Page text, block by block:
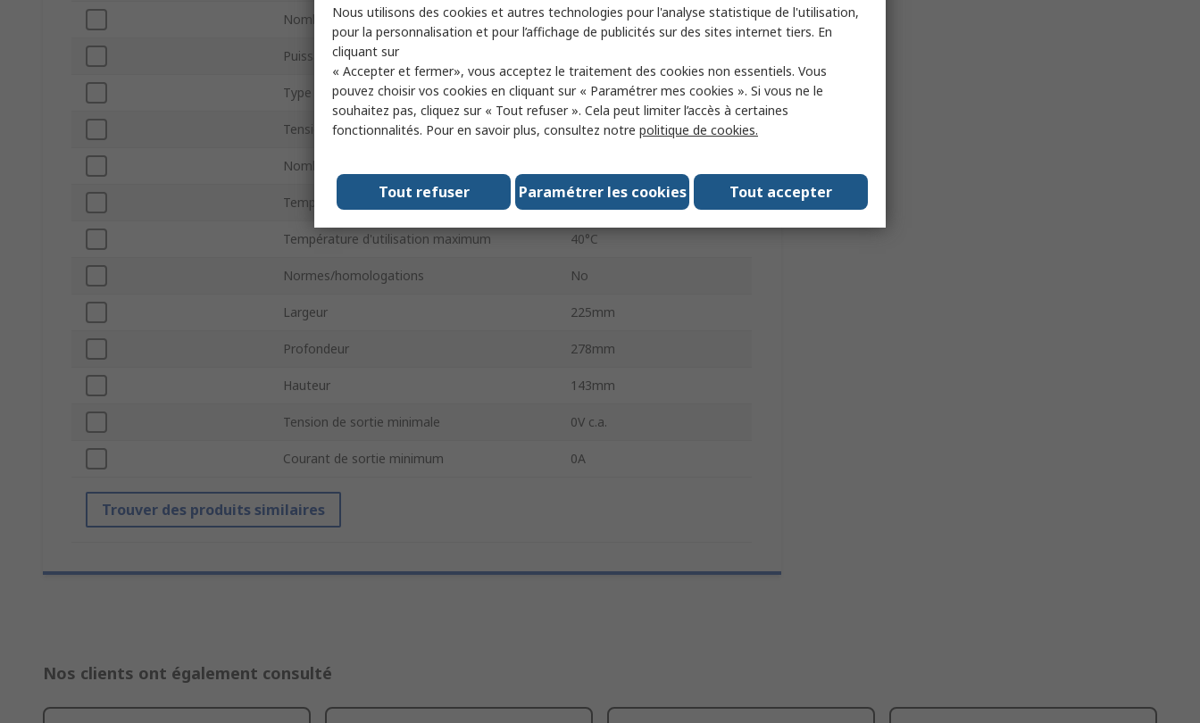
Nombre de sorties 5
Puissance
Type de sortie Linéaire
Tension d'alimentation maximum 230V c.a.
Nombre d'écrans pris en charge
Température minimum de fonctionnement 0°C
Température d'utilisation maximum 40°C
Normes/homologations No
Largeur 225mm
Profondeur 278mm
Hauteur 143mm
Tension de sortie minimale 0V c.a.
Courant de sortie minimum 0A
Trouver des produits similaires
Nos clients ont également consulté
Nous utilisons des cookies et autres technologies pour l'analyse statistique de l'utilisation,
pour la personnalisation et pour l’affichage de publicités sur des sites internet tiers. En
cliquant sur
« Accepter et fermer», vous acceptez le traitement des cookies non essentiels. Vous
pouvez choisir vos cookies en cliquant sur « Paramétrer mes cookies ». Si vous ne le
souhaitez pas, cliquez sur « Tout refuser ». Cela peut limiter l’accès à certaines
fonctionnalités. Pour en savoir plus, consultez notre politique de cookies.
Tout accepter
Paramétrer les cookies
Tout refuser